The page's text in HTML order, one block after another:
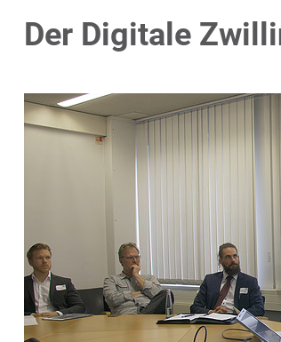
Der Digitale